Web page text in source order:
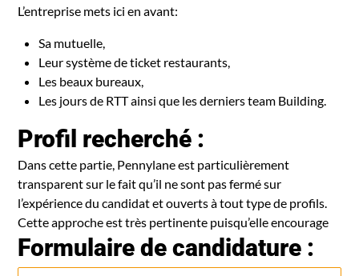
L’entreprise mets ici en avant:
Sa mutuelle,
Leur système de ticket restaurants,
Les beaux bureaux,
Les jours de RTT ainsi que les derniers team Building.
Profil recherché :
Dans cette partie, Pennylane est particulièrement
transparent sur le fait qu’il ne sont pas fermé sur
l’expérience du candidat et ouverts à tout type de profils.
Cette approche est très pertinente puisqu’elle encourage
Formulaire de candidature :